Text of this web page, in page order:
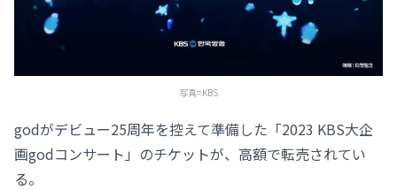
写真=KBS
godがデビュー25周年を控えて準備した「2023 KBS大企
画godコンサート」のチケットが、高額で転売されてい
る。